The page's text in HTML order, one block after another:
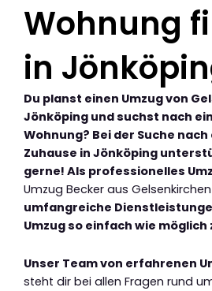
Wohnung
in
Du planst einen Umzug von
Jönköping und suchst nach
Wohnung? Bei der Suche
Zuhause in Jönköping
gerne! Als professionelles
Umzug Becker aus Gelsenkirchen
umfangreiche
Umzug so einfach wie
Unser Team von erfahrenen
steht dir bei allen Fragen rund